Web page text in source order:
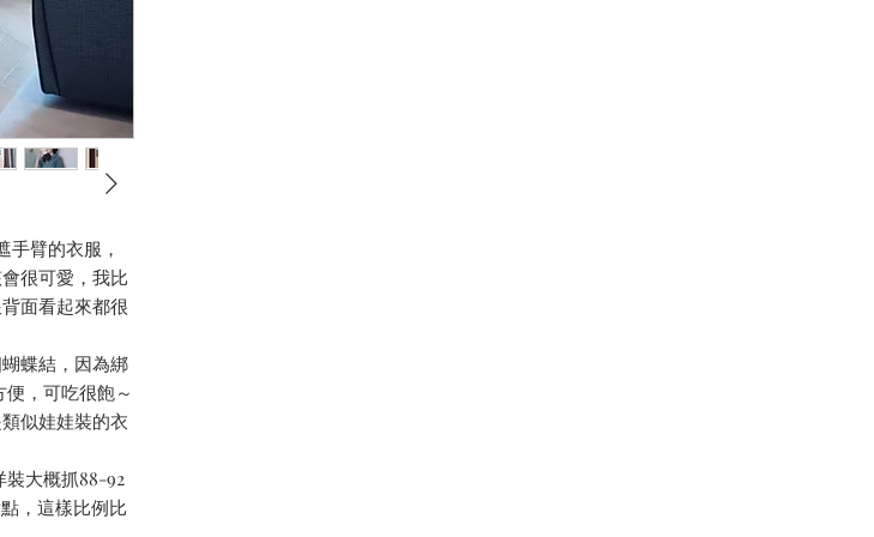
臂的衣服，
很可愛，我比
面看起來都很
蝶結，因為綁
，可吃很飽～
似娃娃裝的衣
裝大概抓88-92
，這樣比例比